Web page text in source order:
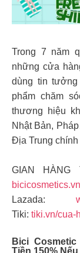
Trong 7 năm
những cửa
dùng tin
phẩm chăm
thương hiệu
Nhật Bản,
Địa Trung chính
GIAN HÀNG
Lazada:
Tiki: tiki.vn/cua-
Bici
Tiền 150%